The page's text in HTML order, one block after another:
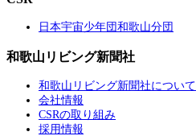
日本宇宙少年団和歌山分団
和歌山リビング新聞社
和歌山リビング新聞社について
会社情報
CSRの取り組み
採用情報